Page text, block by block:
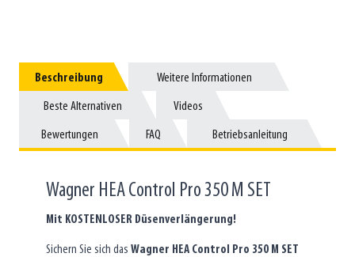
Beschreibung
Beschreibung Weitere Informationen
Weitere Informationen
Beste Alternativen
Beste Alternativen Videos
Videos
Bewertungen
Bewertungen FAQ
FAQ Betriebsanleitung
Betriebsanleitung
Wagner HEA Control Pro 350 M SET
Mit KOSTENLOSER Düsenverlängerung!
Sichern Sie sich das Wagner HEA Control Pro 350 M SET